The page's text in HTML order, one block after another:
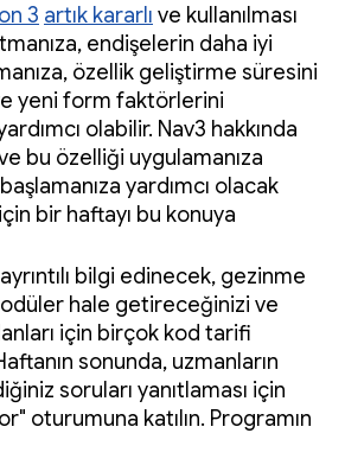
3 artık kararlı ve kullanılması
endişelerin daha iyi
özellik geliştirme süresini
yeni form faktörlerini
olabilir. Nav3 hakkında
bu özelliği uygulamanıza
yardımcı olacak
bir haftayı bu konuya
bilgi edinecek, gezinme
hale getireceğinizi ve
için birçok kod tarifi
sonunda, uzmanların
soruları yanıtlaması için
oturumuna katılın. Programın